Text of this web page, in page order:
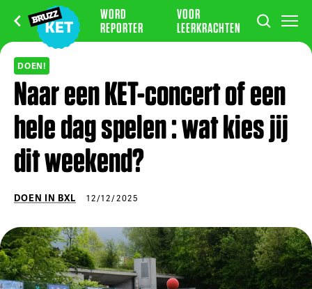
WORD
REPORTER
VOOR
LEERKRACHTEN
DOEN!
Naar een KET-concert of een
hele dag spelen : wat kies jij
dit weekend?
DOEN IN BXL 12/12/2025